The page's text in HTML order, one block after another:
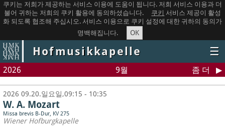
쿠키는 저희가 제공하는 서비스 이용에 도움이 됩니다. 저희 서비스 이용과 더
불어 귀하는 저희의 쿠키 활용에 동의하셨습니다.
쿠키 서비스 제공이 활성
화 되도록 협조해 주십시오. 서비스 이용으로 쿠키 설정에 대한 귀하의 동의가
명백해집니다.
OK
Hofmusikkapelle ☰
2026 9월 좀 더
2026 09.20.일요일,09:15 - 10:35
W. A. Mozart
Missa brevis B-Dur, KV 275
Wiener Hofburgkapelle